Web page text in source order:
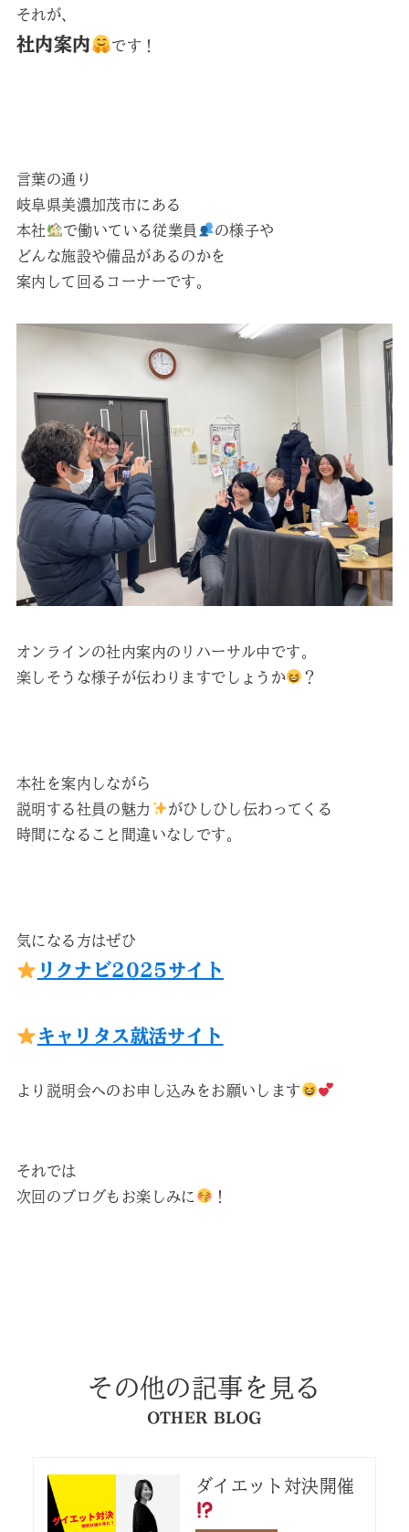
それが、
社内案内 です！
言葉の通り
岐阜県美濃加茂市にある
本社
で働いている従業員
の様子や
どんな施設や備品があるのかを
案内して回るコーナーです。
オンラインの社内案内のリハーサル中です。
楽しそうな様子が伝わりますでしょうか
？
本社を案内しながら
説明する社員の魅力
がひしひし伝わってくる
時間になること間違いなしです。
気になる方はぜひ
リクナビ2025サイト
キャリタス就活サイト
より説明会へのお申し込みをお願いします
それでは
次回のブログもお楽しみに
！
その他の記事を見る
OTHER BLOG
ダイエット対決開催